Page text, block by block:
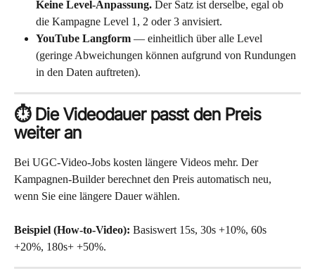
Keine Level-Anpassung. Der Satz ist derselbe, egal ob
die Kampagne Level 1, 2 oder 3 anvisiert.
YouTube Langform — einheitlich über alle Level
(geringe Abweichungen können aufgrund von Rundungen
in den Daten auftreten).
⏱️ Die Videodauer passt den Preis
weiter an
Bei UGC-Video-Jobs kosten längere Videos mehr. Der
Kampagnen-Builder berechnet den Preis automatisch neu,
wenn Sie eine längere Dauer wählen.
Beispiel (How-to-Video): Basiswert 15s, 30s +10%, 60s
+20%, 180s+ +50%.